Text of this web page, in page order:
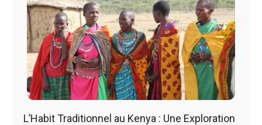
L’Habit Traditionnel au Kenya : Une Exploration